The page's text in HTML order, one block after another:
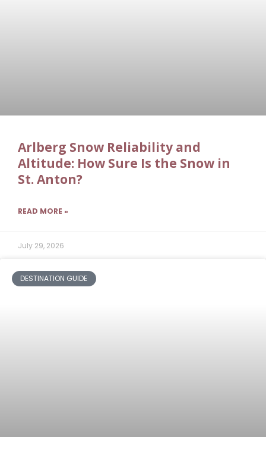
Arlberg Snow Reliability and
Altitude: How Sure Is the Snow in
St. Anton?
READ MORE »
July 29, 2026
DESTINATION GUIDE